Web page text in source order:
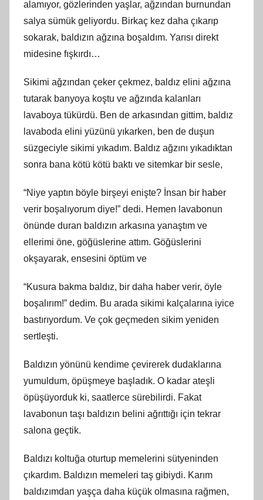
alamıyor, gözlerinden yaşlar, ağzından burnundan
salya sümük geliyordu. Birkaç kez daha çıkarıp
sokarak, baldızın ağzına boşaldım. Yarısı direkt
midesine fışkırdı…
Sikimi ağzından çeker çekmez, baldız elini ağzına
tutarak banyoya koştu ve ağzında kalanları
lavaboya tükürdü. Ben de arkasından gittim, baldız
lavaboda elini yüzünü yıkarken, ben de duşun
süzgeciyle sikimi yıkadım. Baldız ağzını yıkadıktan
sonra bana kötü kötü baktı ve sitemkar bir sesle,
“Niye yaptın böyle birşeyi enişte? İnsan bir haber
verir boşalıyorum diye!” dedi. Hemen lavabonun
önünde duran baldızın arkasına yanaştım ve
ellerimi öne, göğüslerine attım. Göğüslerini
okşayarak, ensesini öptüm ve
“Kusura bakma baldız, bir daha haber verir, öyle
boşalırım!” dedim. Bu arada sikimi kalçalarına iyice
bastırıyordum. Ve çok geçmeden sikim yeniden
sertleşti.
Baldızın yönünü kendime çevirerek dudaklarına
yumuldum, öpüşmeye başladık. O kadar ateşli
öpüşüyorduk ki, saatlerce sürebilirdi. Fakat
lavabonun taşı baldızın belini ağrıttığı için tekrar
salona geçtik.
Baldızı koltuğa oturtup memelerini sütyeninden
çıkardım. Baldızın memeleri taş gibiydi. Karım
baldızımdan yaşça daha küçük olmasına rağmen,